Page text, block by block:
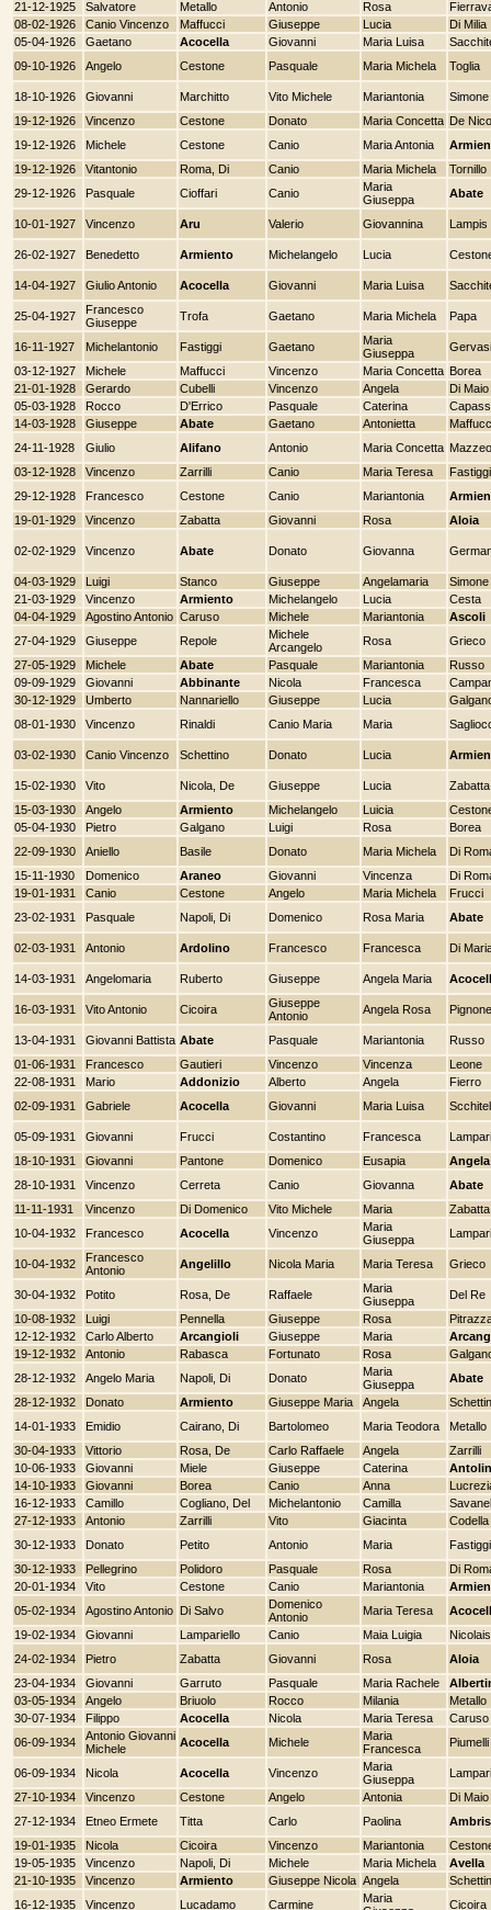
21-12-1925 Salvatore Metallo Antonio Rosa
08-02-1926
Canio Vincenzo Maffucci Giuseppe Lucia
Di Milia
05-04-1926
Gaetano Acocella Giovanni Maria Luisa
09-10-1926
Angelo Cestone Pasquale Maria Michela Toglia
18-10-1926 Giovanni Marchitto Vito Michele Mariantonia
Simone
19-12-1926
Vincenzo Cestone Donato Maria Concetta De
19-12-1926
Michele Cestone Canio Maria Antonia
19-12-1926
Vitantonio Roma, Di Canio Maria Michela
Tornillo
29-12-1926
Pasquale Cioffari Canio
Maria
Giuseppa
Abate
10-01-1927 Vincenzo Aru Valerio Giovannina Lampis
26-02-1927 Benedetto Armiento Michelangelo Lucia
14-04-1927 Giulio Antonio Acocella Giovanni Maria Luisa
25-04-1927
Francesco
Giuseppe
Trofa Gaetano Maria Michela Papa
16-11-1927 Michelantonio Fastiggi Gaetano
Maria
Giuseppa
Gervasi
03-12-1927
Michele Maffucci Vincenzo Maria Concetta Borea
21-01-1928
Gerardo Cubelli Vincenzo Angela
Di Maio
05-03-1928
Rocco D'Errico Pasquale Caterina
14-03-1928
Giuseppe Abate Gaetano Antonietta
24-11-1928
Giulio Alifano Antonio Maria Concetta Mazzeo
03-12-1928
Vincenzo Zarrilli Canio Maria Teresa
Fastiggi
29-12-1928
Francesco Cestone Canio Mariantonia
19-01-1929
Vincenzo Zabatta Giovanni Rosa Aloia
02-02-1929 Vincenzo Abate Donato Giovanna
04-03-1929 Luigi Stanco Giuseppe Angelamaria
Simone
21-03-1929
Vincenzo Armiento Michelangelo Lucia
Cesta
04-04-1929
Agostino Antonio Caruso Michele Mariantonia
Ascoli
27-04-1929
Giuseppe Repole
Michele
Arcangelo
Rosa
Grieco
27-05-1929
Michele Abate Pasquale Mariantonia
Russo
09-09-1929
Giovanni Abbinante Nicola Francesca
30-12-1929
Umberto Nannariello Giuseppe Lucia
08-01-1930
Vincenzo Rinaldi Canio Maria Maria
03-02-1930 Canio Vincenzo Schettino Donato Lucia
15-02-1930 Vito Nicola, De Giuseppe Lucia
Zabatta
15-03-1930
Angelo Armiento Michelangelo Luicia
05-04-1930
Pietro Galgano Luigi Rosa
Borea
22-09-1930
Aniello Basile Donato Maria Michela
Di
15-11-1930
Domenico Araneo Giovanni Vincenza
Di
19-01-1931
Canio Cestone Angelo Maria Michela
Frucci
23-02-1931
Pasquale Napoli, Di Domenico Rosa Maria Abate
02-03-1931 Antonio Ardolino Francesco Francesca Di
14-03-1931 Angelomaria Ruberto Giuseppe Angela Maria
16-03-1931 Vito Antonio Cicoira
Giuseppe
Antonio
Angela Rosa Pignone
13-04-1931 Giovanni Battista Abate Pasquale Mariantonia
Russo
01-06-1931
Francesco Gautieri Vincenzo Vincenza
Leone
22-08-1931
Mario Addonizio Alberto Angela
Fierro
02-09-1931
Gabriele Acocella Giovanni Maria Luisa
05-09-1931 Giovanni Frucci Costantino Francesca
18-10-1931
Giovanni Pantone Domenico Eusapia
Angela
28-10-1931
Vincenzo Cerreta Canio Giovanna
Abate
11-11-1931
Vincenzo Di Domenico Vito Michele Maria
Zabatta
10-04-1932
Francesco Acocella Vincenzo
Maria
Giuseppa
10-04-1932
Francesco
Antonio
Angelillo Nicola Maria Maria Teresa Grieco
30-04-1932 Potito Rosa, De Raffaele
Maria
Giuseppa
Del Re
10-08-1932
Luigi Pennella Giuseppe Rosa
12-12-1932
Carlo Alberto Arcangioli Giuseppe Maria
19-12-1932
Antonio Rabasca Fortunato Rosa
28-12-1932
Angelo Maria Napoli, Di Donato
Maria
Giuseppa
Abate
28-12-1932
Donato Armiento Giuseppe Maria Angela
14-01-1933
Emidio Cairano, Di Bartolomeo Maria Teodora
Metallo
30-04-1933
Vittorio Rosa, De Carlo Raffaele Angela
Zarrilli
10-06-1933
Giovanni Miele Giuseppe Caterina
14-10-1933
Giovanni Borea Canio Anna
16-12-1933
Camillo Cogliano, Del Michelantonio Camilla
27-12-1933
Antonio Zarrilli Vito Giacinta
Codella
30-12-1933
Donato Petito Antonio Maria
Fastiggi
30-12-1933
Pellegrino Polidoro Pasquale Rosa
Di
20-01-1934
Vito Cestone Canio Mariantonia
05-02-1934
Agostino Antonio Di Salvo
Domenico
Antonio
Maria Teresa
19-02-1934
Giovanni Lampariello Canio Maia Luigia
Nicolais
24-02-1934
Pietro Zabatta Giovanni Rosa
Aloia
23-04-1934
Giovanni Garruto Pasquale Maria Rachele
03-05-1934
Angelo Briuolo Rocco Milania
Metallo
30-07-1934
Filippo Acocella Nicola Maria Teresa
Caruso
06-09-1934
Antonio Giovanni
Michele
Acocella Michele
Maria
Francesca
Piumelli
06-09-1934 Nicola Acocella Vincenzo
Maria
Giuseppa
27-10-1934
Vincenzo Cestone Angelo Antonia
Di Maio
27-12-1934
Etneo Ermete Titta Carlo Paolina
19-01-1935
Nicola Cicoira Vincenzo Mariantonia
19-05-1935
Vincenzo Napoli, Di Michele Maria Michela
Avella
21-10-1935
Vincenzo Armiento Giuseppe Nicola Angela
16-12-1935
Vincenzo Lucadamo Carmine
Maria
Cicoira